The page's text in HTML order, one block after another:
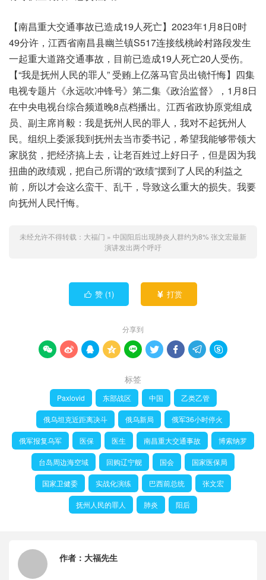
【南昌重大交通事故已造成19人死亡】2023年1月8日0时
49分许，江西省南昌县幽兰镇S517连接线桃岭村路段发生
一起重大道路交通事故，目前已造成19人死亡20人受伤。
【“我是抚州人民的罪人” 受贿上亿落马官员出镜忏悔】四集
电视专题片《永远吹冲锋号》第二集《政治监督》，1月8日
在中央电视台综合频道晚8点档播出。江西省政协原党组成
员、副主席肖毅：我是抚州人民的罪人，我对不起抚州人
民。组织上委派我到抚州去当市委书记，希望我能够带领大
家脱贫，把经济搞上去，让老百姓过上好日子，但是因为我
扭曲的政绩观，把自己所谓的“政绩”摆到了人民的利益之
前，所以才会这么蛮干、乱干，导致这么重大的损失。我要
向抚州人民忏悔。
未经允许不得转载： 大福门 » 中国阳后出现肺炎人群约为8% 张文宏最新
演讲发出两个呼吁
 赞 (1)  打赏
分享到
        
标签
Paxlovid 东部战区 中国 乙类乙管
俄乌坦克近距离决斗 俄乌新局 俄军36小时停火
俄军报复乌军 医保 医生 南昌重大交通事故 博索纳罗
台岛周边海空域 回购辽宁舰 国会 国家医保局
国家卫健委 实战化演练 巴西前总统 张文宏
抚州人民的罪人 肺炎 阳后
作者： 大福先生